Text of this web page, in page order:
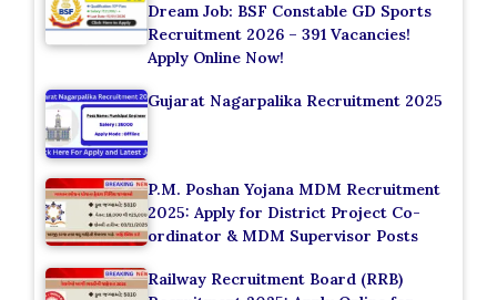
Dream Job: BSF Constable GD Sports
Recruitment 2026 – 391 Vacancies!
Apply Online Now!
Gujarat Nagarpalika Recruitment 2025
P.M. Poshan Yojana MDM Recruitment
2025: Apply for District Project Co-
ordinator & MDM Supervisor Posts
Railway Recruitment Board (RRB)